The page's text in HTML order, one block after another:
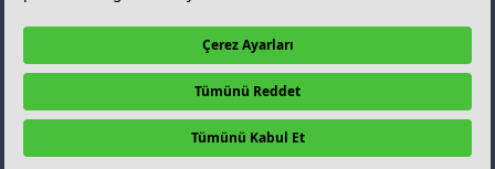
Diğer Kampanyalar
GO Türkiye
Bize Ulaşın
Bayimiz Olmak İçin